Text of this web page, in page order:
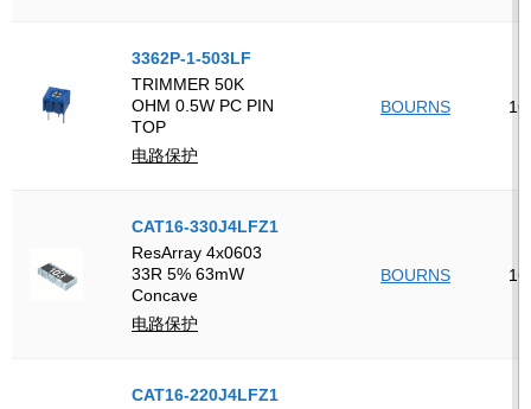
3362P-1-503LF
TRIMMER 50K
OHM 0.5W PC PIN
TOP
电路保护
BOURNS 16
CAT16-330J4LFZ1
ResArray 4x0603
33R 5% 63mW
Concave
电路保护
BOURNS 16
CAT16-220J4LFZ1